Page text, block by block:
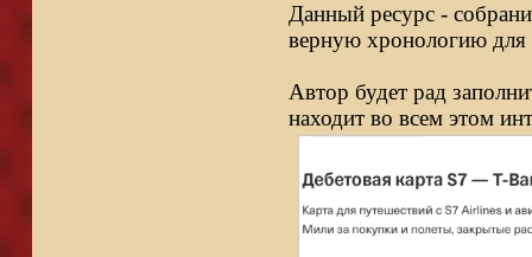
Данный ресурс -
верную хронологию для
Автор будет рад
находит во всем этом